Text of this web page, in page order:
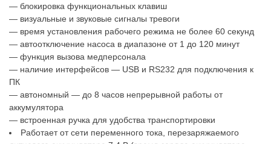
— блокировка функциональных клавиш
— визуальные и звуковые сигналы тревоги
— время установления рабочего режима не более 60 секунд
— автоотключение насоса в диапазоне от 1 до 120 минут
— функция вызова медперсонала
— наличие интерфейсов — USB и RS232 для подключения к
ПК
— автономный — до 8 часов непрерывной работы от
аккумулятора
— встроенная ручка для удобства транспортировки
Работает от сети переменного тока, перезаряжаемого